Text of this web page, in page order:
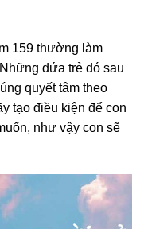
159 thường làm
đứa trẻ đó sau
quyết tâm theo
tạo điều kiện để con
như vậy con sẽ